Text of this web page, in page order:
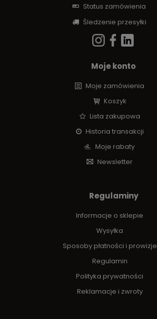
Status zamówienia
Śledzenie przesyłki
Moje konto
Moje zamówienia
Koszyk
Lista zakupowa
Historia transakcji
Moje rabaty
Newsletter
Regulaminy
Informacje o sklepie
Wysyłka
Sposoby płatności i prowizje
Regulamin
Polityka prywatności
Reklamacje i zwroty